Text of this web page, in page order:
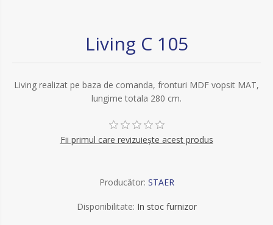
Living C 105
Living realizat pe baza de comanda, fronturi MDF vopsit MAT,
lungime totala 280 cm.
Fii primul care revizuiește acest produs
Producător: STAER
Disponibilitate: In stoc furnizor